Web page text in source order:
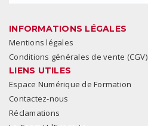
INFORMATIONS LÉGALES
Mentions légales
Conditions générales de vente (CGV)
LIENS UTILES
Espace Numérique de Formation
Contactez-nous
Réclamations